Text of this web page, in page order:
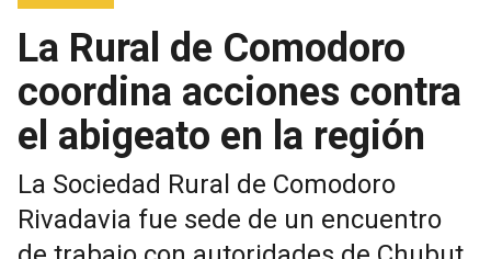
La Rural de Comodoro
coordina acciones contra
el abigeato en la región
La Sociedad Rural de Comodoro
Rivadavia fue sede de un encuentro